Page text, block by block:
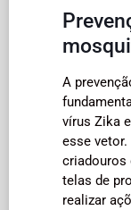
A
vírus Zika
esse
criadouros
telas de
realizar